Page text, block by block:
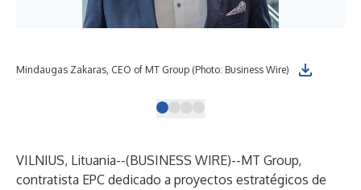
Mindaugas Zakaras, CEO of MT Group (Photo: Business Wire)
VILNIUS, Lituania--(BUSINESS WIRE)--MT Group,
contratista EPC dedicado a proyectos estratégicos de